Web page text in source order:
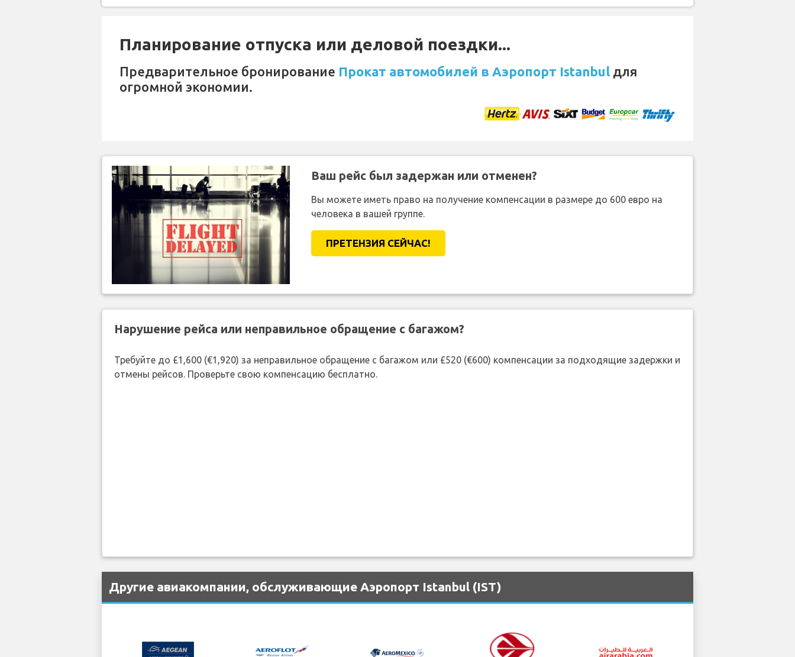
Планирование отпуска или деловой поездки...
Предварительное бронирование Прокат автомобилей в Аэропорт Istanbul для
огромной экономии.
Ваш рейс был задержан или отменен?
Вы можете иметь право на получение компенсации в размере до 600 евро на
человека в вашей группе.
ПРЕТЕНЗИЯ CЕЙЧАС!
Нарушение рейса или неправильное обращение с багажом?
Требуйте до £1,600 (€1,920) за неправильное обращение с багажом или £520 (€600) компенсации за подходящие задержки и
отмены рейсов. Проверьте свою компенсацию бесплатно.
Другие авиакомпании, обслуживающие Аэропорт Istanbul (IST)